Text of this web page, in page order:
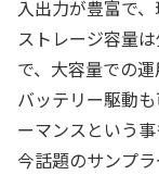
入出力が豊富で
ストレージ容量
で、大容量での運
バッテリー駆動
ーマンスという事
今話題のサンプラ